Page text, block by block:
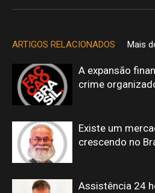
ARTIGOS RELACIONADOS Mais
A expansão
crime
Existe um
crescendo no
Assistência 24